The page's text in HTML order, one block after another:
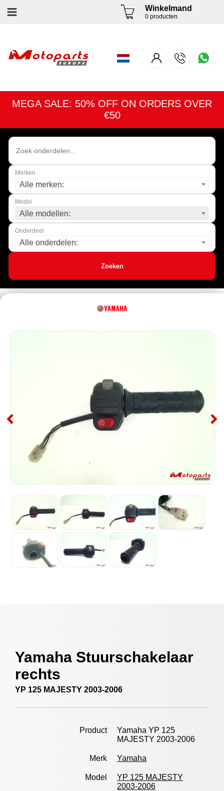
Winkelmand
0 producten
MEGA SALE: 50% OFF ON ORDERS OVER
€50
Merken
Alle merken:
Model
Alle modellen:
Onderdeel
Alle onderdelen:
Zoeken
Yamaha Stuurschakelaar
rechts
YP 125 MAJESTY 2003-2006
Product
Yamaha YP 125
MAJESTY 2003-2006
Merk Yamaha
Model
YP 125 MAJESTY
2003-2006